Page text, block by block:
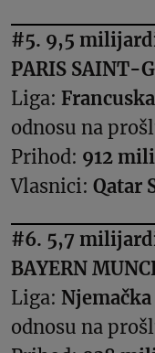
#5. 9,5
PARIS SAINT-
Liga:
odnosu na
Prihod: 912
Vlasnici: Qatar
#6. 5,7
BAYERN
Liga:
odnosu na